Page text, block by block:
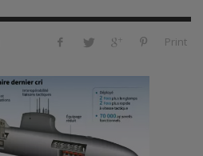
Print